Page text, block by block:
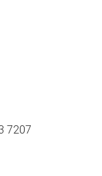
7207